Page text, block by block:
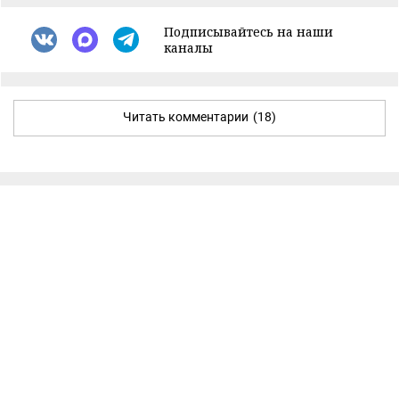
Подписывайтесь на наши
каналы
Читать комментарии (18)